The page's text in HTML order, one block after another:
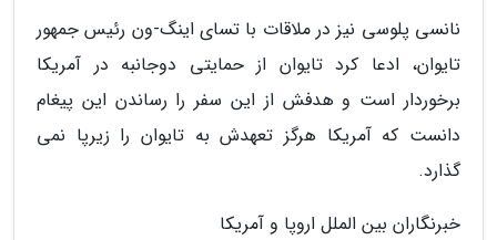
نانسی پلوسی نیز در ملاقات با تسای اینگ-ون رئیس جمهور
تایوان، ادعا کرد تایوان از حمایتی دوجانبه در آمریکا
برخوردار است و هدفش از این سفر را رساندن این پیغام
دانست که آمریکا هرگز تعهدش به تایوان را زیرپا نمی
گذارد.
خبرنگاران بین الملل اروپا و آمریکا